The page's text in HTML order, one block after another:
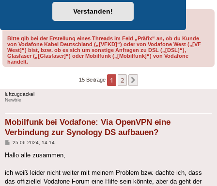
Verstanden!
Bitte gib bei der Erstellung eines Threads im Feld „Präfix“ an, ob du Kunde
von Vodafone Kabel Deutschland („[VFKD]“) oder von Vodafone West („[VF
West]“) bist, bzw. ob es sich um sonstige Anfragen zu DSL („[DSL]“),
Glasfaser („[Glasfaser]“) oder Mobilfunk („[Mobilfunk]“) von Vodafone
handelt.
15 Beiträge 1 2
luftzugdackel
Newbie
Mobilfunk bei Vodafone: Via OpenVPN eine
Verbindung zur Synology DS aufbauen?
Beitrag
25.06.2024, 14:14
Hallo alle zusammen,
ich weiß leider nicht weiter mit meinem Problem bzw. dachte ich, dass
das offiziellel Vodafone Forum eine Hilfe sein könnte, aber da geht der